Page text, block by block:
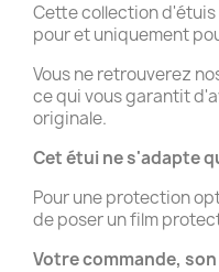
Cette collection
pour et uniquement
Vous ne retrouverez
ce qui vous garantit
originale.
Cet étui ne s'adapte
Pour une protection
de poser un film
Votre commande,